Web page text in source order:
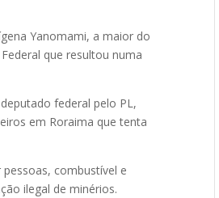
Yanomami, a maior do
que resultou numa
federal pelo PL,
em Roraima que tenta
combustível e
ilegal de minérios.